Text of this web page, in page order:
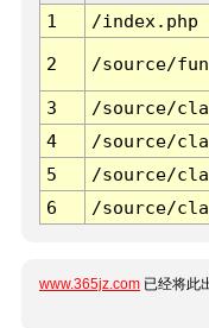
1
/index.php
2 /source/
3 /source/
4
/source/
5
/source/
6
/source/
www.365jz.com 已经将此